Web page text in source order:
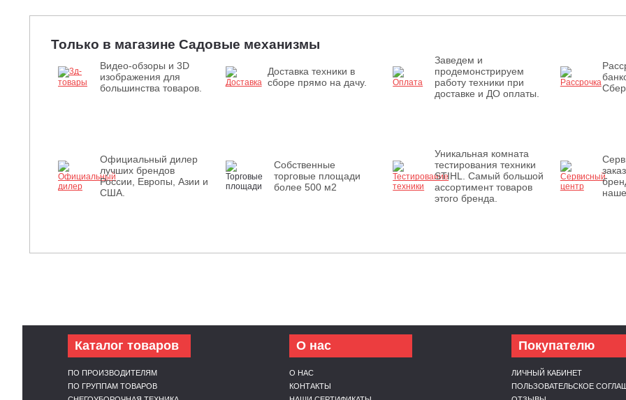
Только в магазине Садовые механизмы
Видео-обзоры и 3D
изображения для
большинства товаров.
Доставка техники в
сборе прямо на дачу.
Заведем и
продемонстрируем
работу техники при
доставке и ДО оплаты.
Официальный дилер
лучших брендов
России, Европы, Азии и
США.
Собственные
торговые площади
более 500 м2
Уникальная комната
тестирования техники
STIHL. Самый большой
ассортимент товаров
этого бренда.
Каталог товаров
ПО ПРОИЗВОДИТЕЛЯМ
ПО ГРУППАМ ТОВАРОВ
О нас
О НАС
КОНТАКТЫ
Покупателю
ЛИЧНЫЙ КАБИНЕТ
ПОЛЬЗОВАТЕЛЬСКОЕ